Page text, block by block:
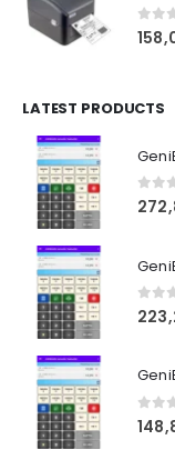
0
LATEST PRODUCTS
0
0
0
Blog
Όροι Χρήσης
Τρόποι Αγοράς
Τρόποι Πληρωμής
Τρόποι Αποστολής
Ασφάλεια
© INTEPROF 2025